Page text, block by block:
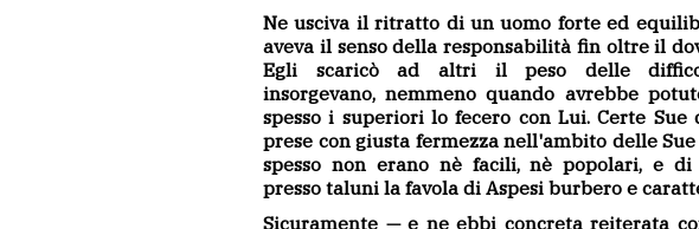
Ne usciva il ritratto di un uomo forte ed
aveva il senso della responsabilità fin oltre il
Egli scaricò ad altri il peso delle
insorgevano, nemmeno quando avrebbe
spesso i superiori lo fecero con Lui. Certe Sue
prese con giusta fermezza nell'ambito delle
spesso non erano nè facili, nè popolari, e
presso taluni la favola di Aspesi burbero e
Sicuramente — e ne ebbi concreta reiterata